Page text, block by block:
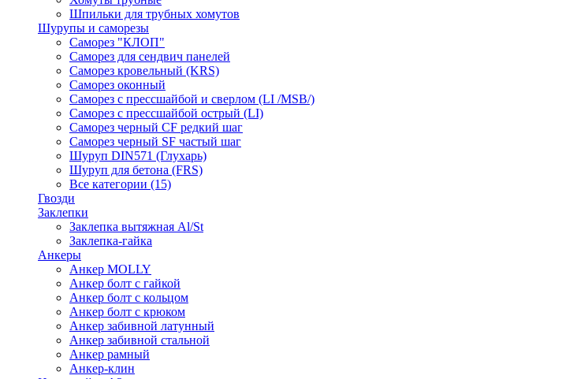
Шпильки для трубных хомутов
Шурупы и саморезы
Саморез "КЛОП"
Саморез для сендвич панелей
Саморез кровельный (KRS)
Саморез оконный
Саморез с прессшайбой и сверлом (LI /MSB/)
Саморез с прессшайбой острый (LI)
Саморез черный CF редкий шаг
Саморез черный SF частый шаг
Шуруп DIN571 (Глухарь)
Шуруп для бетона (FRS)
Все категории (15)
Гвозди
Заклепки
Заклепка вытяжная Al/St
Заклепка-гайка
Анкеры
Анкер MOLLY
Анкер болт с гайкой
Анкер болт с кольцом
Анкер болт с крюком
Анкер забивной латунный
Анкер забивной стальной
Анкер рамный
Анкер-клин